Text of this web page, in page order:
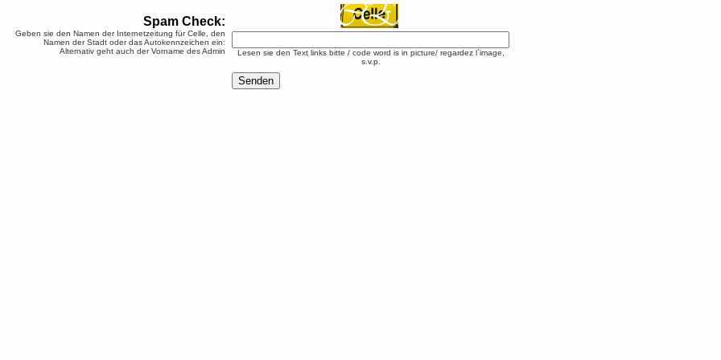
Spam Check:
Geben sie den Namen der Internetzeitung für Celle, den
Namen der Stadt oder das Autokennzeichen ein:
Alternativ geht auch der Vorname des Admin
Lesen sie den Text links bitte / code word is in picture/ regardez l`image,
s.v.p.